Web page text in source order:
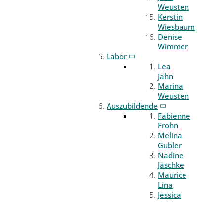
Weusten
Kerstin
Wiesbaum
Denise
Wimmer
Labor
Lea
Jahn
Marina
Weusten
Auszubildende
Fabienne
Frohn
Melina
Gubler
Nadine
Jäschke
Maurice
Lina
Jessica